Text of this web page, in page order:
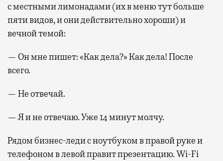
с местными лимонадами (их в меню тут больше
пяти видов, и они действительно хороши) и
вечной темой:
— Он мне пишет: «Как дела?» Как дела! После
всего.
— Не отвечай.
— Я и не отвечаю. Уже 14 минут молчу.
Рядом бизнес-леди с ноутбуком в правой руке и
телефоном в левой правит презентацию. Wi-Fi